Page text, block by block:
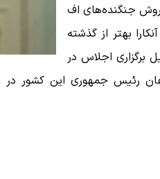
فروش جنگنده‌های اف
بهتر از گذشته
برگزاری اجلاس در
رئیس جمهوری این کشور